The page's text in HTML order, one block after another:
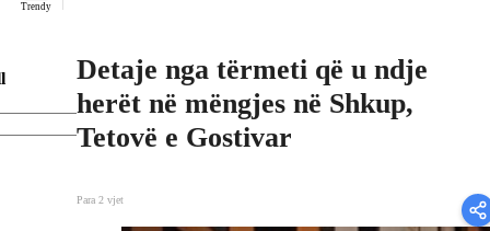
Trendy
Detaje nga tërmeti që u ndje
herët në mëngjes në Shkup,
Tetovë e Gostivar
Para 2 vjet